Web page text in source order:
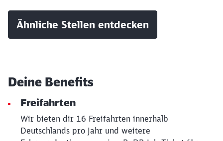
Ähnliche Stellen entdecken
Deine Benefits
Freifahrten
Wir bieten dir 16 Freifahrten innerhalb
Deutschlands pro Jahr und weitere
Möchten Sie zu weitergeleitet
werden?